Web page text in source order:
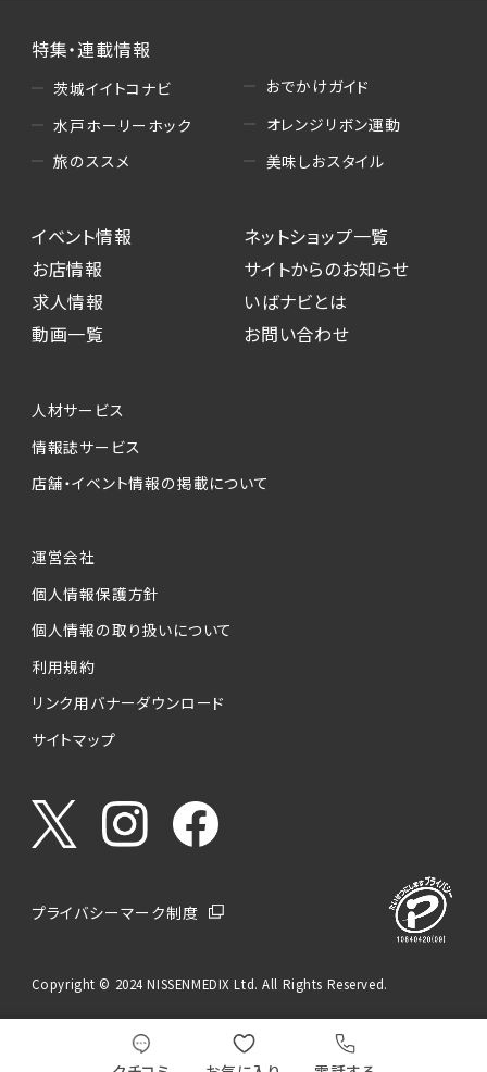
特集・連載情報
茨城イイトコナビ
水戸ホーリーホック
旅のススメ
おでかけガイド
オレンジリボン運動
美味しおスタイル
イベント情報
お店情報
求人情報
動画一覧
ネットショップ一覧
サイトからのお知らせ
いばナビとは
お問い合わせ
人材サービス
情報誌サービス
店舗・イベント情報の掲載について
運営会社
個人情報保護方針
個人情報の取り扱いについて
利用規約
リンク用バナーダウンロード
サイトマップ
プライバシーマーク制度
Copyright © 2024 NISSENMEDIX Ltd. All Rights Reserved.